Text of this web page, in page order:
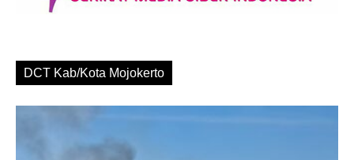
DCT Kab/Kota Mojokerto